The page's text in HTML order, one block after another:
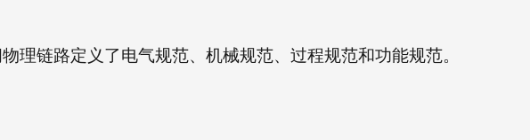
理链路定义了电气规范、机械规范、过程规范和功能规范。